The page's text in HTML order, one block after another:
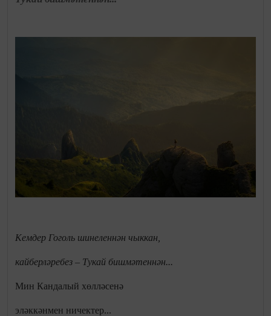
Кемдер Гоголь шинеленнән чыккан,
кайберләребез – Тукай бишмәтеннән...
Мин Кандалый хөлләсенә
эләккәнмен ничектер...